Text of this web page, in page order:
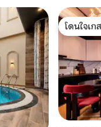
โดนใจเก
โดนใจเก